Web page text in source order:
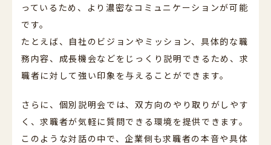
っているため、より濃密なコミュニケーションが可能
です。
たとえば、自社のビジョンやミッション、具体的な職
務内容、成長機会などをじっくり説明できるため、求
職者に対して強い印象を与えることができます。
さらに、個別説明会では、双方向のやり取りがしやす
く、求職者が気軽に質問できる環境を提供できます。
このような対話の中で、企業側も求職者の本音や具体